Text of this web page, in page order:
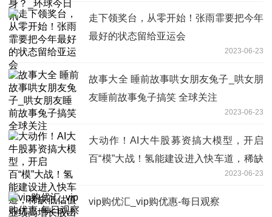
走下领奖台，从零开始！张雨霏要把今年
最好的状态留给亚运会
2023-06-23
故事大全 睡前故事哄女朋友兔子_哄女朋
友睡前故事兔子搞笑 全球关注
2023-06-23
大动作！AI大牛股募资搞大模型，开启
百“模”大战！氢能建设进入快车道，稀缺
低估值业绩高增长股出炉-环球热推荐
2023-06-23
vip购优汇_vip购优惠-每日观察